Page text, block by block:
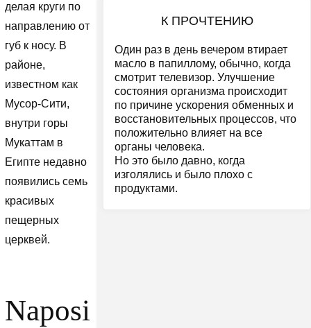
делая круги по
направлению от
губ к носу. В
районе,
известном как
Мусор-Сити,
внутри горы
Мукаттам в
Египте недавно
появились семь
красивых
пещерных
церквей.
Naposi
К ПРОЧТЕНИЮ
Один раз в день вечером втирает
масло в папиллому, обычно, когда
смотрит телевизор. Улучшение
состояния организма происходит
по причине ускорения обменных и
восстановительных процессов, что
положительно влияет на все
органы человека.
Но это было давно, когда
изголялись и было плохо с
продуктами.